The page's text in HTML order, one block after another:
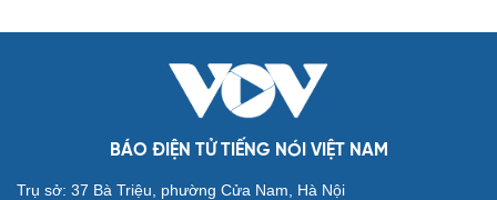
BÁO ĐIỆN TỬ TIẾNG NÓI VIỆT NAM
Trụ sở: 37 Bà Triệu, phường Cửa Nam, Hà Nội